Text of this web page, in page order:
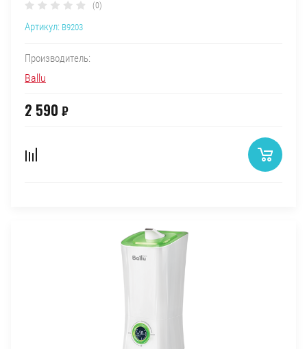
(0)
Артикул: B9203
Производитель:
Ballu
2 590 ₽